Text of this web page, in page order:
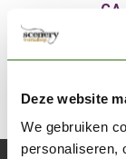
Deze website
We gebruiken
personaliseren,
GA